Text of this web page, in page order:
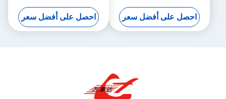
الثقيل لإعادة التدوير
احصل على أفضل سعر احصل على أفضل سعر